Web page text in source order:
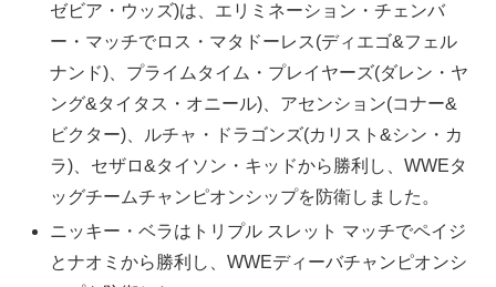
ゼビア・ウッズ)は、エリミネーション・チェンバ
ー・マッチでロス・マタドーレス(ディエゴ&フェル
ナンド)、プライムタイム・プレイヤーズ(ダレン・ヤ
ング&タイタス・オニール)、アセンション(コナー&
ビクター)、ルチャ・ドラゴンズ(カリスト&シン・カ
ラ)、セザロ&タイソン・キッドから勝利し、WWEタ
ッグチームチャンピオンシップを防衛しました。
ニッキー・ベラはトリプル スレット マッチでペイジ
とナオミから勝利し、WWEディーバチャンピオンシ